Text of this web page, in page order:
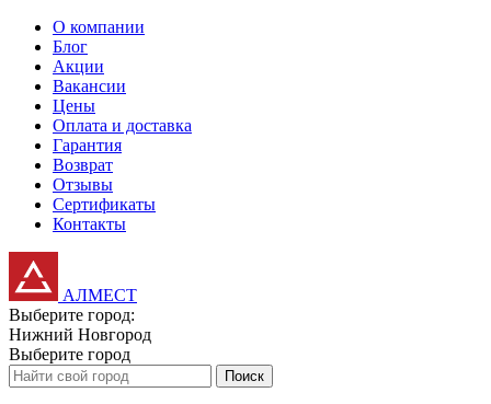
О компании
Блог
Акции
Вакансии
Цены
Оплата и доставка
Гарантия
Возврат
Отзывы
Сертификаты
Контакты
АЛМЕСТ
Выберите город:
Нижний Новгород
Выберите город
Поиск